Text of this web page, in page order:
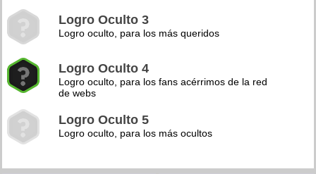
Logro Oculto 3
Logro oculto, para los más queridos
Logro Oculto 4
Logro oculto, para los fans acérrimos de la red
de webs
Logro Oculto 5
Logro oculto, para los más ocultos